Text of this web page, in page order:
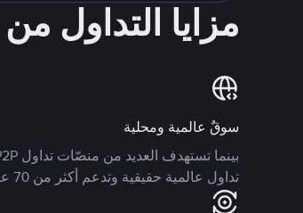
مزايا
سوقٌ عالمية ومحلية
تداول عالمية حقيقية وتدعم أكثر من 70 عملة محلية.